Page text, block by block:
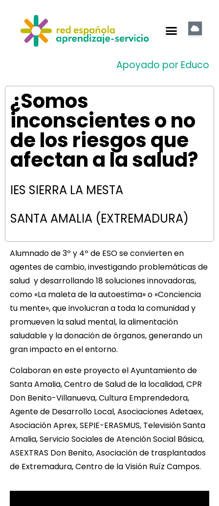
Apoyado por Educo
¿Somos
inconscientes o no
de los riesgos que
afectan a la salud?
IES SIERRA LA MESTA
SANTA AMALIA (EXTREMADURA)
Alumnado de 3º y 4º de ESO se convierten en
agentes de cambio, investigando problemáticas de
salud y desarrollando 18 soluciones innovadoras,
como «La maleta de la autoestima» o «Conciencia
tu mente», que involucran a toda la comunidad y
promueven la salud mental, la alimentación
saludable y la donación de órganos, generando un
gran impacto en el entorno.
Colaboran en este proyecto el Ayuntamiento de
Santa Amalia, Centro de Salud de la localidad, CPR
Don Benito-Villanueva, Cultura Emprendedora,
Agente de Desarrollo Local, Asociaciones Adetaex,
Asociación Aprex, SEPIE-ERASMUS, Televisión Santa
Amalia, Servicio Sociales de Atención Social Básica,
ASEXTRAS Don Benito, Asociación de trasplantados
de Extremadura, Centro de la Visión Ruíz Campos.